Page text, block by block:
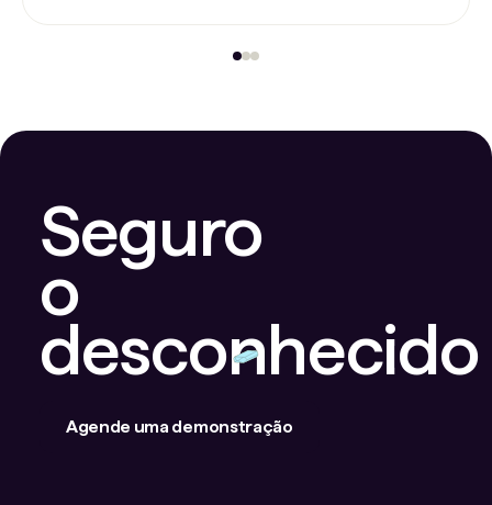
Seguro
o
desconhecido
Agende uma demonstração